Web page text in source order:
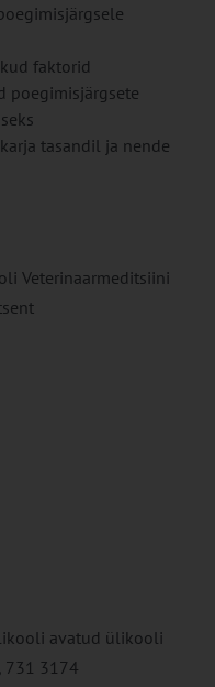
faktorid
poegimisjärgsete
tasandil ja nende
Veterinaarmeditsiini
avatud ülikooli
731 3174